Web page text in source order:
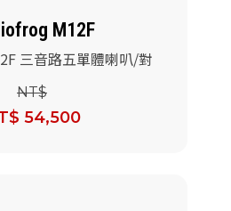
M12F
三音路五單體喇叭/對
NT$
54,500